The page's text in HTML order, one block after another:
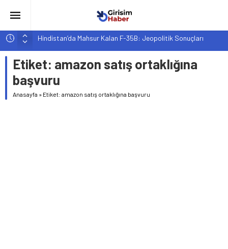
Hindistan’da Mahsur Kalan F-35B: Jeopolitik Sonuçları
Yapay Zeka Destekli Asistanlar: Elon Musk’tan Romantik Bir
Hamle mi?
Girişimcilik ve Yaşam Tarzı: Şehir Değişiminin Nedenleri ve
Etiket: amazon satış ortaklığına
başvuru
Anasayfa » Etiket: amazon satış ortaklığına başvuru